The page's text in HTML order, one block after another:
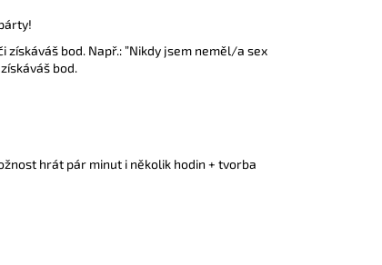
získáváš bod. Např.: ”Nikdy jsem neměl/a sex
bod.
hrát pár minut i několik hodin + tvorba